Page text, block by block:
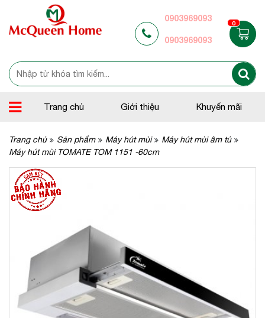
0903969093
0903969093
0
Trang chủ Giới thiệu Khuyến mãi
Trang chủ Sản phẩm Máy hút mùi
Máy hút mùi âm tủ
Máy hút mùi TOMATE TOM 1151 -60cm